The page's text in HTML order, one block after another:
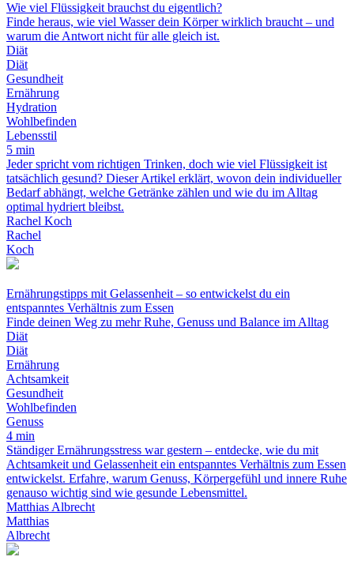
Wie viel Flüssigkeit brauchst du eigentlich?
Finde heraus, wie viel Wasser dein Körper wirklich braucht – und
warum die Antwort nicht für alle gleich ist.
Diät
Diät
Gesundheit
Ernährung
Hydration
Wohlbefinden
Lebensstil
5 min
Jeder spricht vom richtigen Trinken, doch wie viel Flüssigkeit ist
tatsächlich gesund? Dieser Artikel erklärt, wovon dein individueller
Bedarf abhängt, welche Getränke zählen und wie du im Alltag
optimal hydriert bleibst.
Rachel Koch
Rachel
Koch
Ernährungstipps mit Gelassenheit – so entwickelst du ein
entspanntes Verhältnis zum Essen
Finde deinen Weg zu mehr Ruhe, Genuss und Balance im Alltag
Diät
Diät
Ernährung
Achtsamkeit
Gesundheit
Wohlbefinden
Genuss
4 min
Ständiger Ernährungsstress war gestern – entdecke, wie du mit
Achtsamkeit und Gelassenheit ein entspanntes Verhältnis zum Essen
entwickelst. Erfahre, warum Genuss, Körpergefühl und innere Ruhe
genauso wichtig sind wie gesunde Lebensmittel.
Matthias Albrecht
Matthias
Albrecht